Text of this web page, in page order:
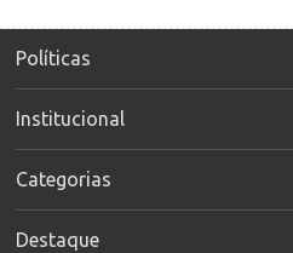
Políticas
Institucional
Categorias
Destaque